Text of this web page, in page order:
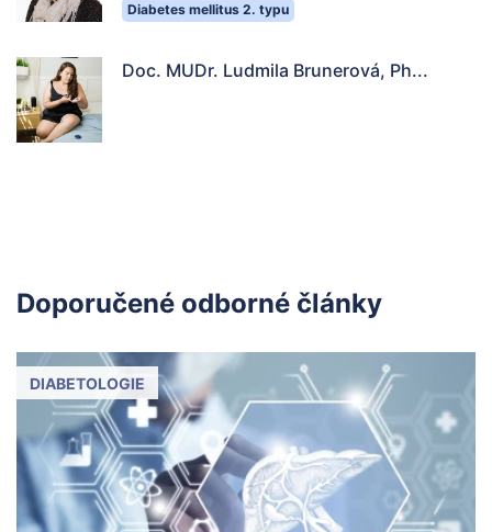
Diabetes mellitus 2. typu
Doc. MUDr. Ludmila Brunerová, Ph...
Doporučené odborné články
DIABETOLOGIE